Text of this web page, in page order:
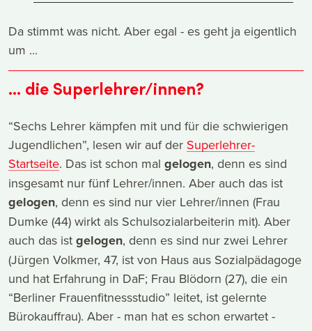
Da stimmt was nicht. Aber egal - es geht ja eigentlich
um ...
... die Superlehrer/innen?
“Sechs Lehrer kämpfen mit und für die schwierigen
Jugendlichen”, lesen wir auf der Superlehrer-
Startseite. Das ist schon mal gelogen, denn es sind
insgesamt nur fünf Lehrer/innen. Aber auch das ist
gelogen, denn es sind nur vier Lehrer/innen (Frau
Dumke (44) wirkt als Schulsozialarbeiterin mit). Aber
auch das ist gelogen, denn es sind nur zwei Lehrer
(Jürgen Volkmer, 47, ist von Haus aus Sozialpädagoge
und hat Erfahrung in DaF; Frau Blödorn (27), die ein
“Berliner Frauenfitnessstudio” leitet, ist gelernte
Bürokauffrau). Aber - man hat es schon erwartet -